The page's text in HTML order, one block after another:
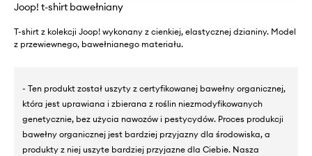
Joop! t-shirt bawełniany
T-shirt z kolekcji Joop! wykonany z cienkiej, elastycznej dzianiny. Model
z przewiewnego, bawełnianego materiału.
- Ten produkt został uszyty z certyfikowanej bawełny organicznej,
która jest uprawiana i zbierana z roślin niezmodyfikowanych
genetycznie, bez użycia nawozów i pestycydów. Proces produkcji
bawełny organicznej jest bardziej przyjazny dla środowiska, a
produkty z niej uszyte bardziej przyjazne dla Ciebie. Nasza